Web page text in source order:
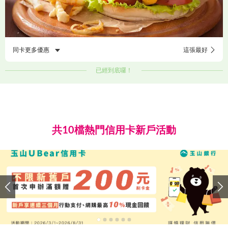
同卡更多優惠 這張最好
已經到底囉！
共10檔熱門信用卡新戶活動